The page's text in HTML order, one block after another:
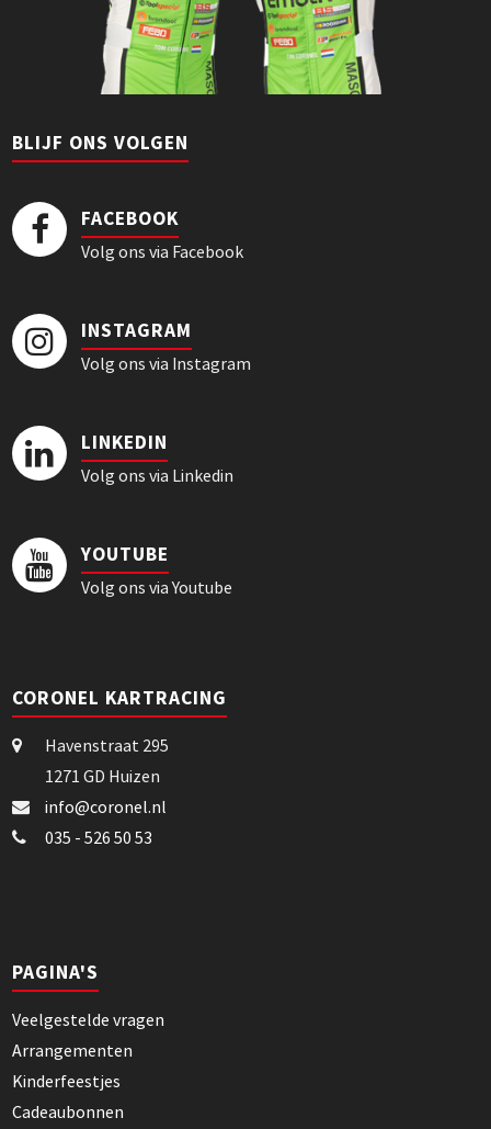
BLIJF ONS VOLGEN
FACEBOOK
Volg ons via Facebook
INSTAGRAM
Volg ons via Instagram
LINKEDIN
Volg ons via Linkedin
YOUTUBE
Volg ons via Youtube
CORONEL KARTRACING
Havenstraat 295
1271 GD Huizen
info@coronel.nl
035 - 526 50 53
PAGINA'S
Veelgestelde vragen
Arrangementen
Kinderfeestjes
Cadeaubonnen